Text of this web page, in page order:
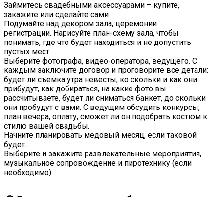
Займитесь свадебными аксессуарами – купите,
закажите или сделайте сами.
Подумайте над декором зала, церемонии
регистрации. Нарисуйте план-схему зала, чтобы
понимать, где что будет находиться и не допустить
пустых мест.
Выберите фотографа, видео-оператора, ведущего. С
каждым заключите договор и проговорите все детали:
будет ли съемка утра невесты, ко скольки и как они
прибудут, как добираться, на какие фото вы
рассчитываете, будет ли сниматься банкет, до скольки
они пробудут с вами. С ведущим обсудить конкурсы,
план вечера, оплату, сможет ли он подобрать костюм к
стилю вашей свадьбы.
Начните планировать медовый месяц, если таковой
будет.
Выберите и закажите развлекательные мероприятия,
музыкальное сопровождение и пиротехнику (если
необходимо).